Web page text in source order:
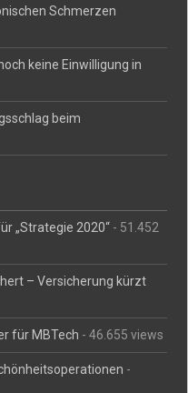
Schmerzen
keine Einwilligung in
beim
„Strategie 2020“ - 51.452
– Versicherung kürzt
für MBTech - 46.655 views
-